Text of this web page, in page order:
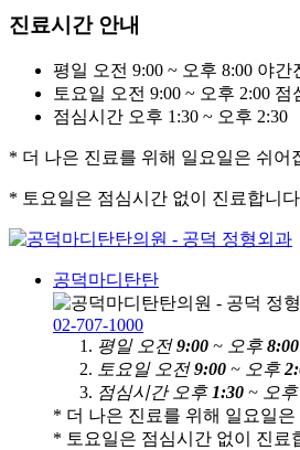
진료시간 안내
평일 오전 9:00 ~ 오후 8:00 야간
토요일 오전 9:00 ~ 오후 2:00 점
점심시간 오후 1:30 ~ 오후 2:30
* 더 나은 진료를 위해 일요일은 쉬어
* 토요일은 점심시간 없이 진료합니
공덕마디탄탄
02-707-1000
평일 오전9:00 ~ 오후8:00
토요일 오전9:00 ~ 오후
점심시간 오후1:30 ~ 오
* 더 나은 진료를 위해 일요일은
* 토요일은 점심시간 없이 진료